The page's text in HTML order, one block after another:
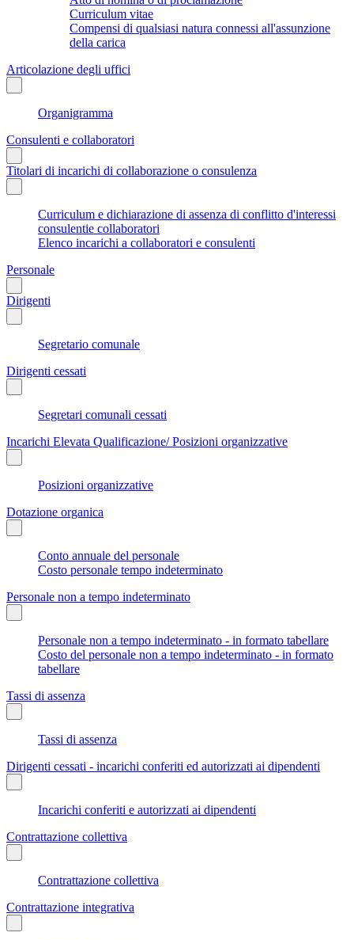
Curriculum vitae
Compensi di qualsiasi natura connessi all'assunzione
della carica
Articolazione degli uffici
Organigramma
Consulenti e collaboratori
Titolari di incarichi di collaborazione o consulenza
Curriculum e dichiarazione di assenza di conflitto d'interessi
consulentie collaboratori
Elenco incarichi a collaboratori e consulenti
Personale
Dirigenti
Segretario comunale
Dirigenti cessati
Segretari comunali cessati
Incarichi Elevata Qualificazione/ Posizioni organizzative
Posizioni organizzative
Dotazione organica
Conto annuale del personale
Costo personale tempo indeterminato
Personale non a tempo indeterminato
Personale non a tempo indeterminato - in formato tabellare
Costo del personale non a tempo indeterminato - in formato
tabellare
Tassi di assenza
Tassi di assenza
Dirigenti cessati - incarichi conferiti ed autorizzati ai dipendenti
Incarichi conferiti e autorizzati ai dipendenti
Contrattazione collettiva
Contrattazione collettiva
Contrattazione integrativa